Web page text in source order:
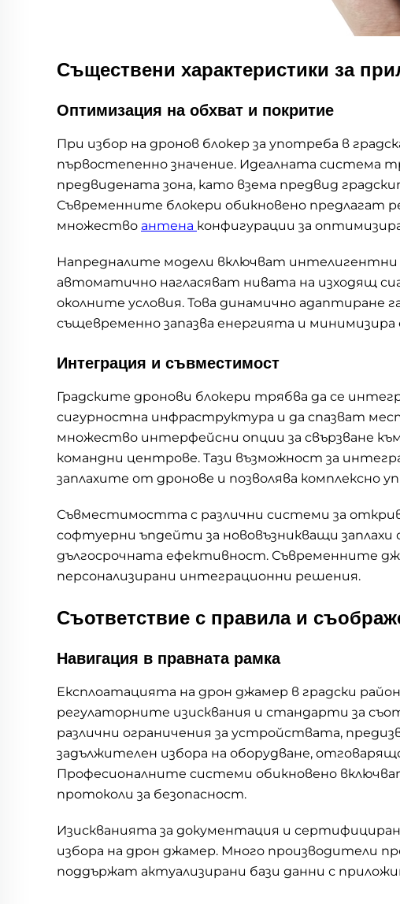
Съществени характеристики за
Оптимизация на обхват и покритие
При избор на дронов блокер за употреба в
първостепенно значение. Идеалната система
предвидената зона, като взема предвид
Съвременните блокери обикновено предлагат
множество антена конфигурации за
Напредналите модели включват интелигентни
автоматично нагласяват нивата на изходящ
околните условия. Това динамично
същевременно запазва енергията и
Интеграция и съвместимост
Градските дронови блокери трябва да се
сигурностна инфраструктура и да спазват
множество интерфейсни опции за свързване
командни центрове. Тази възможност за
заплахите от дронове и позволява комплексно
Съвместимостта с различни системи за
софтуерни ъпдейти за нововъзникващи
дългосрочната ефективност. Съвременните
персонализирани интеграционни решения.
Съответствие с правила и
Навигация в правната рамка
Експлоатацията на дрон джамер в градски
регулаторните изисквания и стандарти за
различни ограничения за устройствата,
задължителен избора на оборудване,
Професионалните системи обикновено
протоколи за безопасност.
Изискванията за документация и
избора на дрон джамер. Много производители
поддържат актуализирани бази данни с